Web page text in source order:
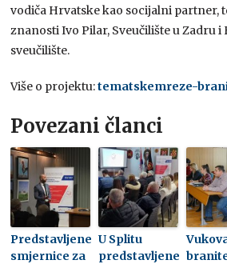
vodiča Hrvatske kao socijalni partner,
znanosti Ivo Pilar, Sveučilište u Zadru
sveučilište.
Više o projektu:tematskemreze-
Povezani članci
Predstavljene
smjernice za
U Splitu
predstavljene